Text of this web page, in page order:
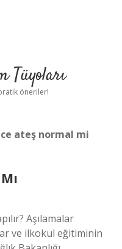
Tüyoları
öneriler!
ateş normal mi
Aşılamalar
ve ilkokul eğitiminin